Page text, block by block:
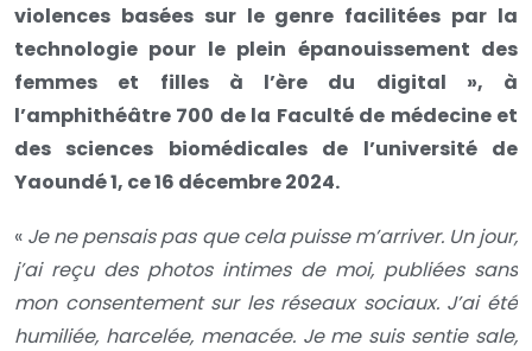
violences basées sur le genre facilitées par la
technologie pour le plein épanouissement des
femmes et filles à l’ère du digital », à
l’amphithéâtre 700 de la Faculté de médecine et
des sciences biomédicales de l’université de
Yaoundé 1, ce 16 décembre 2024.
« Je ne pensais pas que cela puisse m’arriver. Un jour,
j’ai reçu des photos intimes de moi, publiées sans
mon consentement sur les réseaux sociaux. J’ai été
humiliée, harcelée, menacée. Je me suis sentie sale,